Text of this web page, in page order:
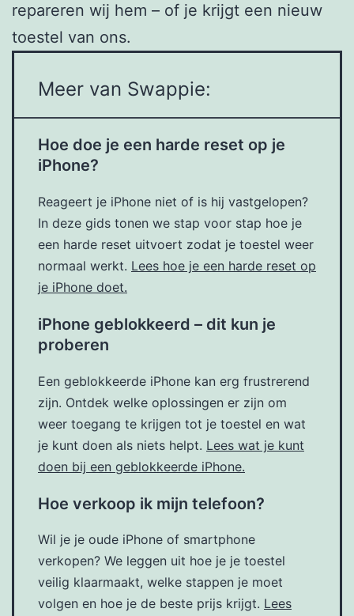
repareren wij hem – of je krijgt een nieuw
toestel van ons.
Meer van Swappie:
Hoe doe je een harde reset op je
iPhone?
Reageert je iPhone niet of is hij vastgelopen?
In deze gids tonen we stap voor stap hoe je
een harde reset uitvoert zodat je toestel weer
normaal werkt. Lees hoe je een harde reset op
je iPhone doet.
iPhone geblokkeerd – dit kun je
proberen
Een geblokkeerde iPhone kan erg frustrerend
zijn. Ontdek welke oplossingen er zijn om
weer toegang te krijgen tot je toestel en wat
je kunt doen als niets helpt. Lees wat je kunt
doen bij een geblokkeerde iPhone.
Hoe verkoop ik mijn telefoon?
Wil je je oude iPhone of smartphone
verkopen? We leggen uit hoe je je toestel
veilig klaarmaakt, welke stappen je moet
volgen en hoe je de beste prijs krijgt. Lees